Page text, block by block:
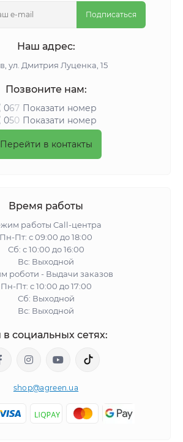
Подписаться
Наш адрес:
ул. Дмитрия Луценка, 15
Позвоните нам:
067 Показати номер
050 Показати номер
Перейти в контакты
Время работы
работы Call-центра
Пн-Пт: с 09:00 до 18:00
Сб: с 10:00 до 16:00
Вс: Выходной
роботи - Выдачи заказов
Пн-Пт: с 10:00 до 17:00
Сб: Выходной
Вс: Выходной
социальных сетях:
shop@agreen.ua